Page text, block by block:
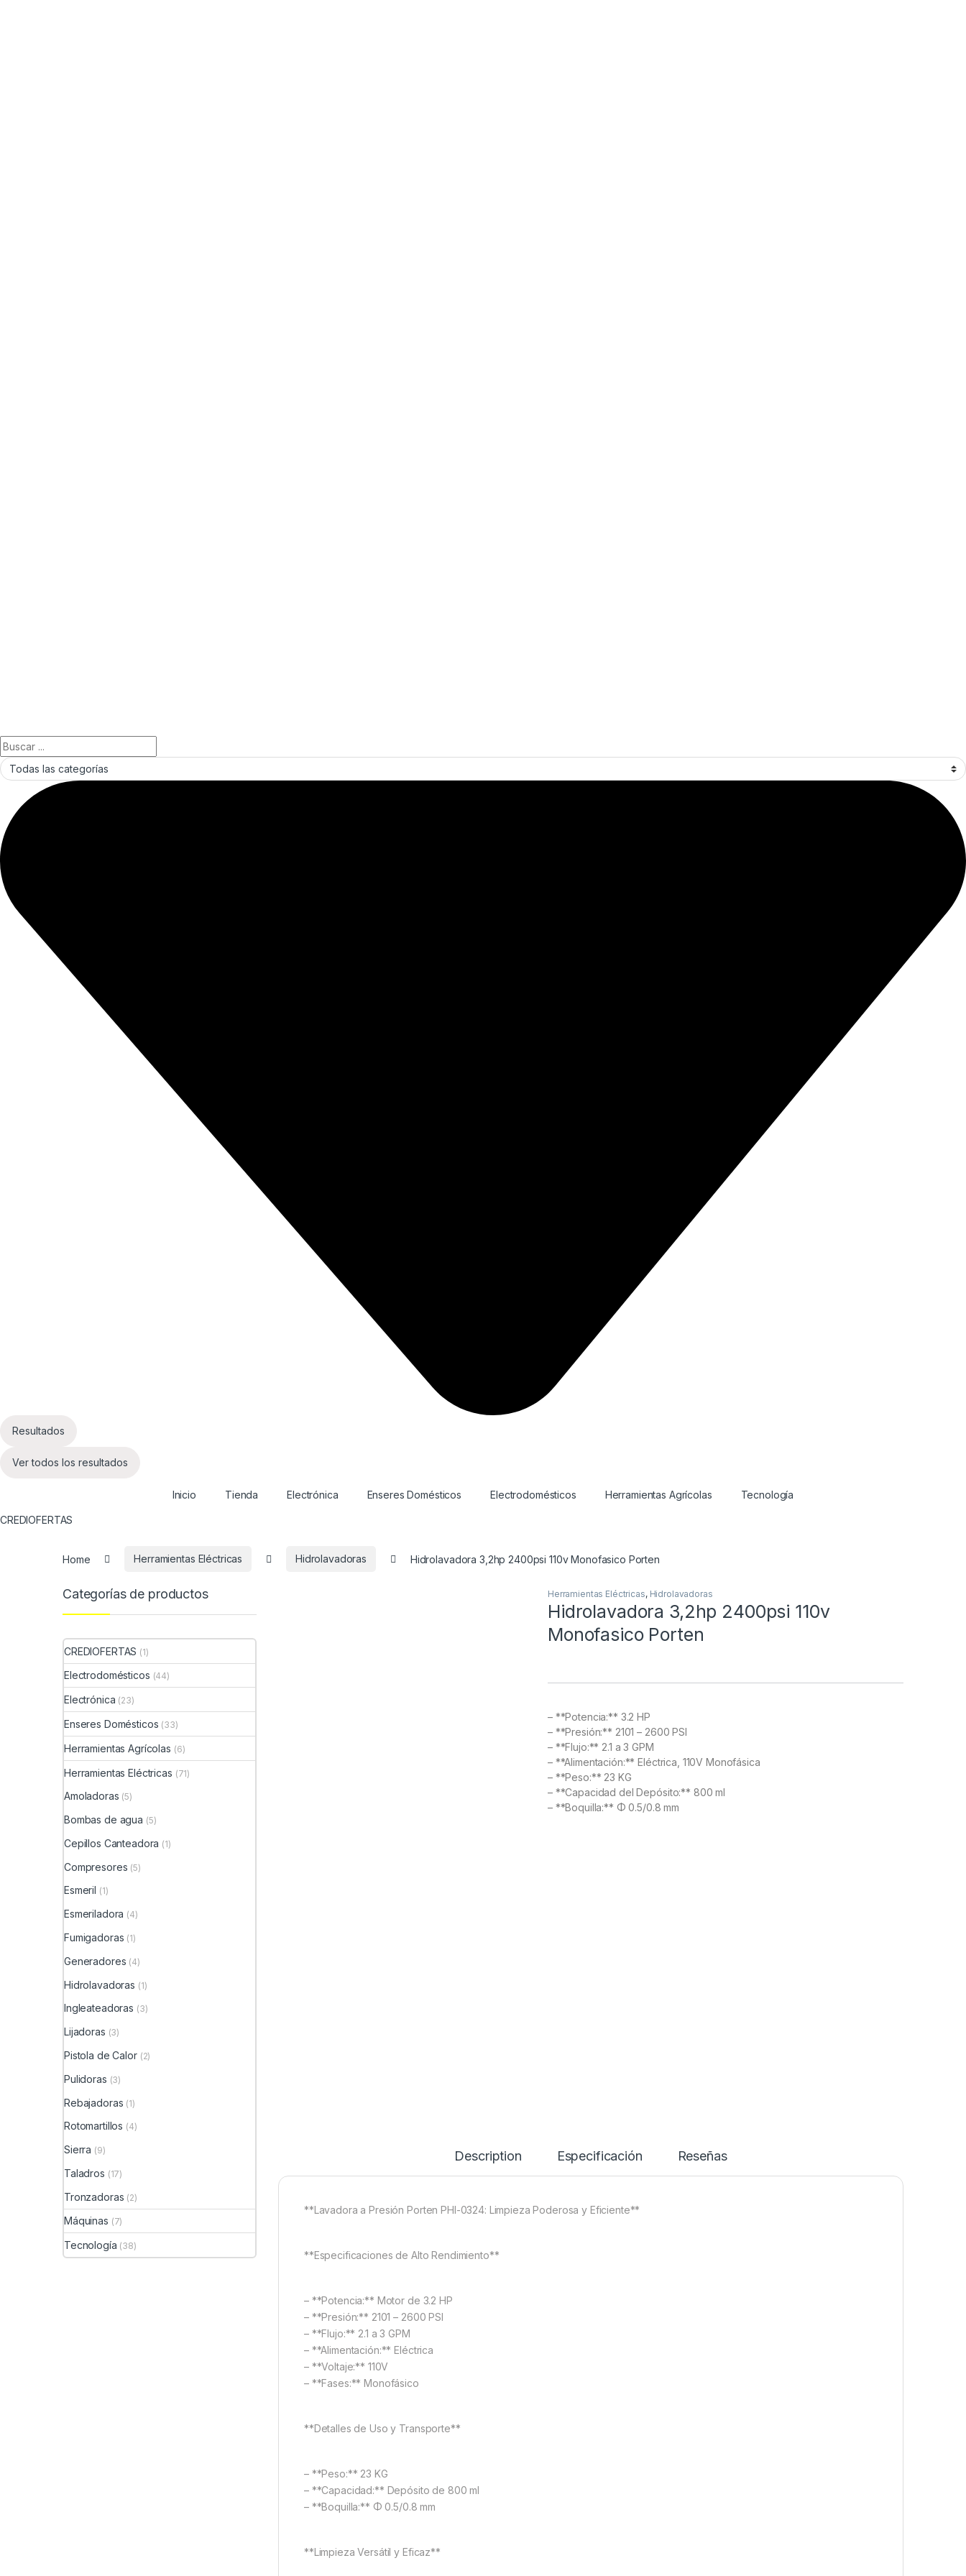
Resultados
Ver todos los resultados
Inicio Tienda Electrónica Enseres Domésticos Electrodomésticos Herramientas Agrícolas Tecnología
CREDIOFERTAS
Home Herramientas Eléctricas Hidrolavadoras Hidrolavadora 3,2hp 2400psi 110v Monofasico Porten
Herramientas Eléctricas, Hidrolavadoras
Hidrolavadora 3,2hp 2400psi 110v
Monofasico Porten
– **Potencia:** 3.2 HP
– **Presión:** 2101 – 2600 PSI
– **Flujo:** 2.1 a 3 GPM
– **Alimentación:** Eléctrica, 110V Monofásica
– **Peso:** 23 KG
– **Capacidad del Depósito:** 800 ml
– **Boquilla:** Φ 0.5/0.8 mm
Description Especificación Reseñas
**Lavadora a Presión Porten PHI-0324: Limpieza Poderosa y Eficiente**
**Especificaciones de Alto Rendimiento**
– **Potencia:** Motor de 3.2 HP
– **Presión:** 2101 – 2600 PSI
– **Flujo:** 2.1 a 3 GPM
– **Alimentación:** Eléctrica
– **Voltaje:** 110V
– **Fases:** Monofásico
**Detalles de Uso y Transporte**
– **Peso:** 23 KG
– **Capacidad:** Depósito de 800 ml
– **Boquilla:** Φ 0.5/0.8 mm
**Limpieza Versátil y Eficaz**
Categorías de productos
CREDIOFERTAS (1)
Electrodomésticos (44)
Electrónica (23)
Enseres Domésticos (33)
Herramientas Agrícolas (6)
Herramientas Eléctricas (71)
Amoladoras (5)
Bombas de agua (5)
Cepillos Canteadora (1)
Compresores (5)
Esmeril (1)
Esmeriladora (4)
Fumigadoras (1)
Generadores (4)
Hidrolavadoras (1)
Ingleateadoras (3)
Lijadoras (3)
Pistola de Calor (2)
Pulidoras (3)
Rebajadoras (1)
Rotomartillos (4)
Sierra (9)
Taladros (17)
Tronzadoras (2)
Máquinas (7)
Tecnología (38)